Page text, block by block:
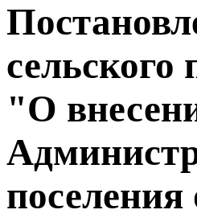
сельского
"О